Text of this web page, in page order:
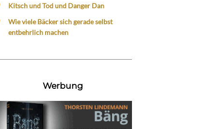
Kitsch und Tod und Danger Dan
Wie viele Bäcker sich gerade selbst
entbehrlich machen
Werbung